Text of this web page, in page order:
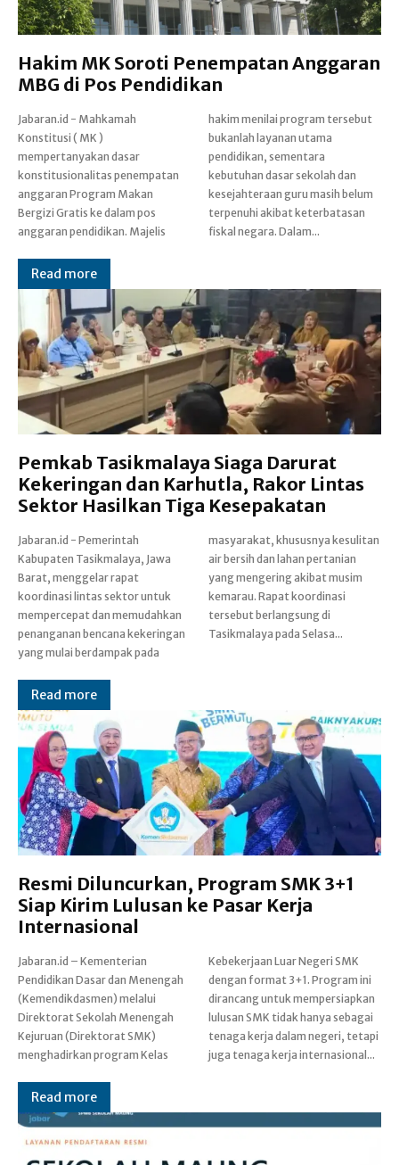
Hakim MK Soroti Penempatan Anggaran
MBG di Pos Pendidikan
Jabaran.id - Mahkamah
Konstitusi ( MK )
mempertanyakan dasar
konstitusionalitas penempatan
anggaran Program Makan
Bergizi Gratis ke dalam pos
anggaran pendidikan. Majelis
hakim menilai program tersebut
bukanlah layanan utama
pendidikan, sementara
kebutuhan dasar sekolah dan
kesejahteraan guru masih belum
terpenuhi akibat keterbatasan
fiskal negara. Dalam...
Read more
Pemkab Tasikmalaya Siaga Darurat
Kekeringan dan Karhutla, Rakor Lintas
Sektor Hasilkan Tiga Kesepakatan
Jabaran.id - Pemerintah
Kabupaten Tasikmalaya, Jawa
Barat, menggelar rapat
koordinasi lintas sektor untuk
mempercepat dan memudahkan
penanganan bencana kekeringan
yang mulai berdampak pada
masyarakat, khususnya kesulitan
air bersih dan lahan pertanian
yang mengering akibat musim
kemarau. Rapat koordinasi
tersebut berlangsung di
Tasikmalaya pada Selasa...
Read more
Resmi Diluncurkan, Program SMK 3+1
Siap Kirim Lulusan ke Pasar Kerja
Internasional
Jabaran.id – Kementerian
Pendidikan Dasar dan Menengah
(Kemendikdasmen) melalui
Direktorat Sekolah Menengah
Kejuruan (Direktorat SMK)
menghadirkan program Kelas
Kebekerjaan Luar Negeri SMK
dengan format 3+1. Program ini
dirancang untuk mempersiapkan
lulusan SMK tidak hanya sebagai
tenaga kerja dalam negeri, tetapi
juga tenaga kerja internasional...
Read more